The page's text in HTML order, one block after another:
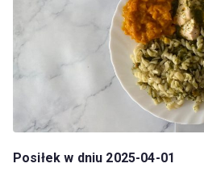
Posiłek w dniu 2025-04-01